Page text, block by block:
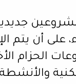
على أن يتم
موضحًا أن
والأنشطة